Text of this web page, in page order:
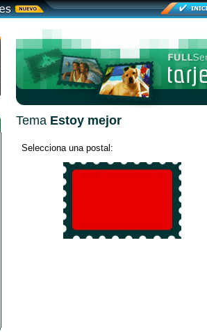
Tema Estoy mejor
Selecciona una postal: